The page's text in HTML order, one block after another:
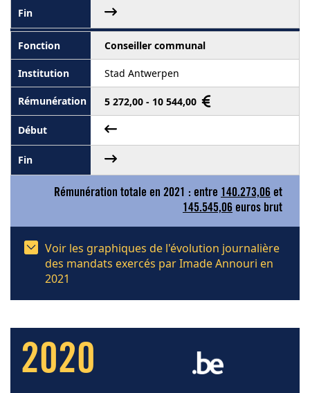
Conseiller communal
Stad Antwerpen
5 272,00 - 10 544,00
Rémunération totale en 2021 : entre 140.273,06 et
145.545,06 euros brut
Voir les graphiques de l'évolution journalière
des mandats exercés par Imade Annouri en
2021
2020